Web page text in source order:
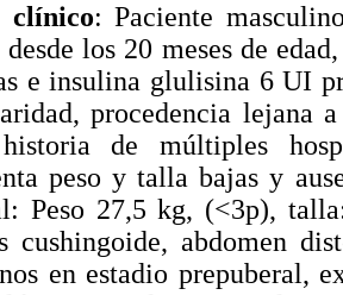
clínico: Paciente
los 20 meses de
e insulina glulisina 6 UI
procedencia lejana
de múltiples
peso y talla bajas y
Peso 27,5 kg, (<3p),
cushingoide, abdomen
en estadio prepuberal,